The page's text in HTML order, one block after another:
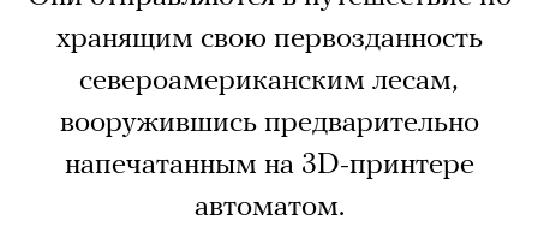
хранящим свою первозданность
североамериканским лесам,
вооружившись предварительно
напечатанным на 3D-принтере
автоматом.